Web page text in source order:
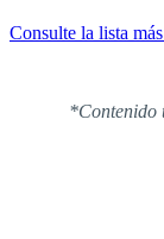
Consulte la lista
*Contenido